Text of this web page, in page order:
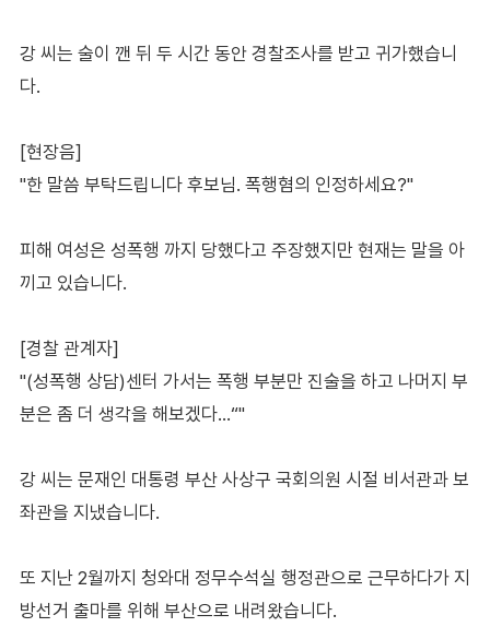
강 씨는 술이 깬 뒤 두 시간 동안 경찰조사를 받고 귀가했습니
다.
[현장음]
"한 말씀 부탁드립니다 후보님. 폭행혐의 인정하세요?"
피해 여성은 성폭행 까지 당했다고 주장했지만 현재는 말을 아
끼고 있습니다.
[경찰 관계자]
"(성폭행 상담)센터 가서는 폭행 부분만 진술을 하고 나머지 부
분은 좀 더 생각을 해보겠다…“"
강 씨는 문재인 대통령 부산 사상구 국회의원 시절 비서관과 보
좌관을 지냈습니다.
또 지난 2월까지 청와대 정무수석실 행정관으로 근무하다가 지
방선거 출마를 위해 부산으로 내려왔습니다.